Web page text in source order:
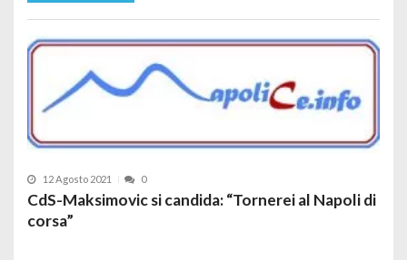
12 Agosto 2021 0
CdS-Maksimovic si candida: “Tornerei al Napoli di
corsa”